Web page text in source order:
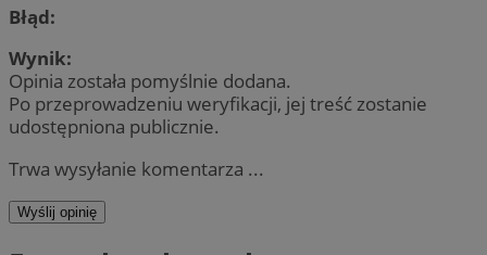
Błąd:
Wynik:
Opinia została pomyślnie dodana.
Po przeprowadzeniu weryfikacji, jej treść zostanie
udostępniona publicznie.
Trwa wysyłanie komentarza ...
Wyślij opinię